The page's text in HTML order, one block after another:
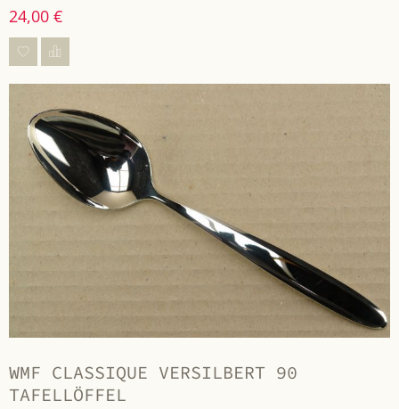
24,00 €
WMF CLASSIQUE VERSILBERT 90
TAFELLÖFFEL